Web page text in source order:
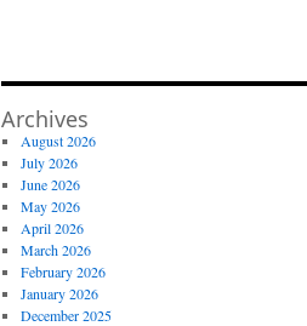
Archives
August 2026
July 2026
June 2026
May 2026
April 2026
March 2026
February 2026
January 2026
December 2025